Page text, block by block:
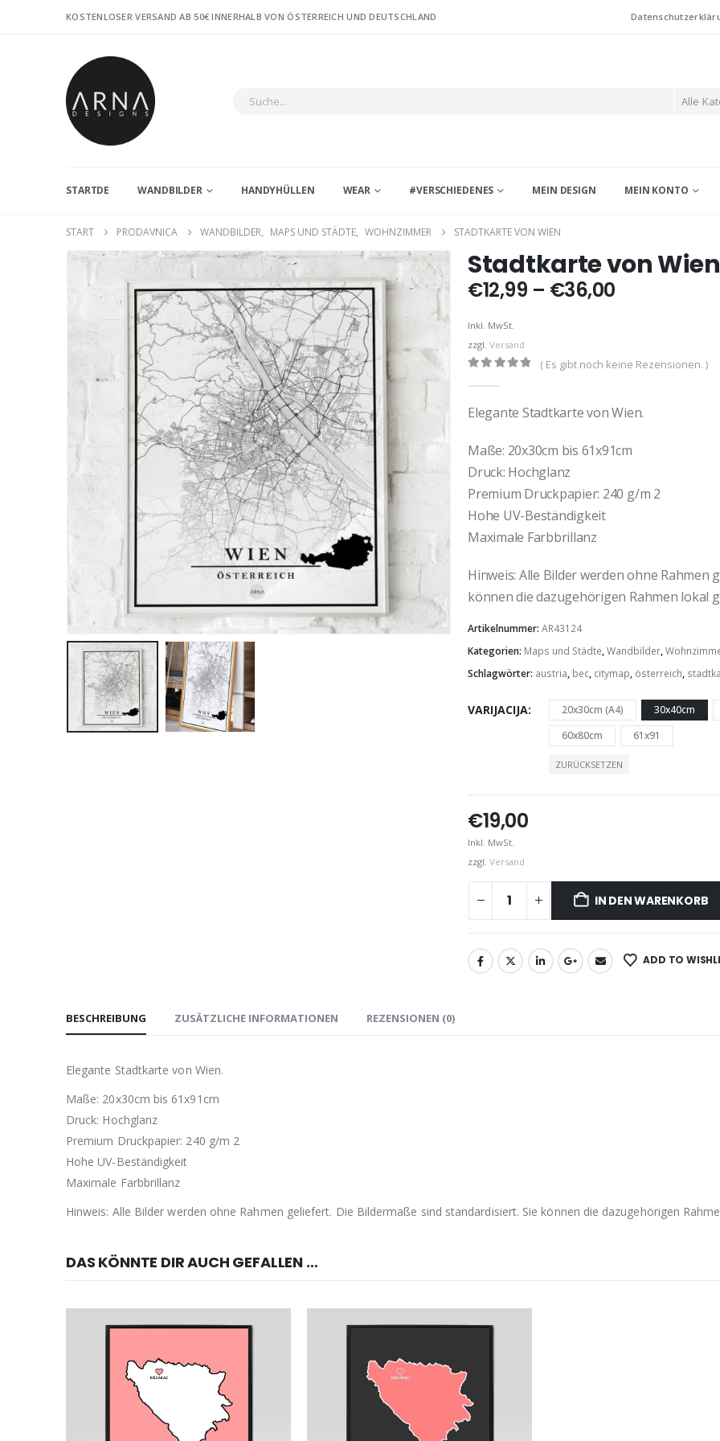
KOSTENLOSER VERSAND AB 50€ INNERHALB VON ÖSTERREICH UND DEUTSCHLAND
Alle
STARTDE WANDBILDER HANDYHÜLLEN WEAR #VERSCHIEDENES MEIN DESIGN MEIN KONTO
START PRODAVNICA WANDBILDER, MAPS UND STÄDTE, WOHNZIMMER STADTKARTE VON WIEN
Stadtkarte von Wien
€12,99 – €36,00
Inkl. MwSt.
zzgl. Versand
( Es gibt noch keine Rezensionen. )
Elegante Stadtkarte von Wien.
Maße: 20x30cm bis 61x91cm
Druck: Hochglanz
Premium Druckpapier: 240 g/m 2
Hohe UV-Beständigkeit
Maximale Farbbrillanz
Hinweis: Alle Bilder werden ohne Rahmen
können die dazugehörigen Rahmen lokal
Artikelnummer: AR43124
Kategorien: Maps und Städte,Wandbilder,
Schlagwörter: austria, bec, citymap, österreich,
VARIJACIJA 20x30cm (A4) 30x40cm
60x80cm
61x91
ZURÜCKSETZEN
€19,00
Inkl. MwSt.
zzgl. Versand
IN DEN WARENKORB
ADD TO
BESCHREIBUNG ZUSÄTZLICHE INFORMATIONEN REZENSIONEN (0)
Elegante Stadtkarte von Wien.
Maße: 20x30cm bis 61x91cm
Druck: Hochglanz
Premium Druckpapier: 240 g/m 2
Hohe UV-Beständigkeit
Maximale Farbbrillanz
Hinweis: Alle Bilder werden ohne Rahmen geliefert. Die Bildermaße sind standardisiert. Sie können die dazugehörigen
DAS KÖNNTE DIR AUCH GEFALLEN …